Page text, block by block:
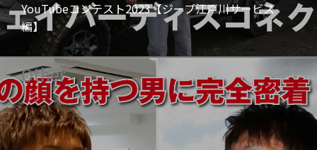
YouTubeコンテスト2023【ジープ江戸川サービス
編】
Other